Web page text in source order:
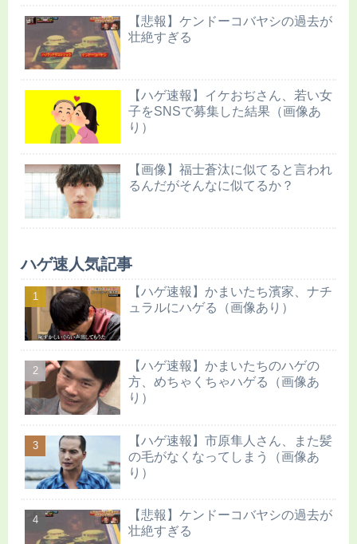
【悲報】ケンドーコバヤシの過去が
壮絶すぎる
【ハゲ速報】イケおぢさん、若い女
子をSNSで募集した結果（画像あ
り）
【画像】福士蒼汰に似てると言われ
るんだがそんなに似てるか？
ハゲ速人気記事
【ハゲ速報】かまいたち濱家、ナチ
ュラルにハゲる（画像あり）
【ハゲ速報】かまいたちのハゲの
方、めちゃくちゃハゲる（画像あ
り）
【ハゲ速報】市原隼人さん、また髪
の毛がなくなってしまう（画像あ
り）
【悲報】ケンドーコバヤシの過去が
壮絶すぎる